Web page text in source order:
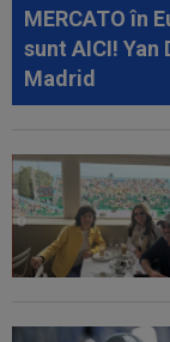
MERCATO în
sunt AICI! Yan
Madrid